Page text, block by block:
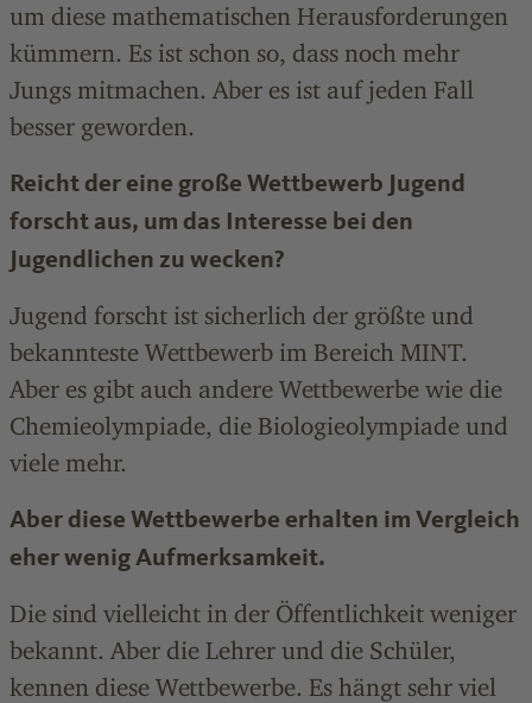
um diese mathematischen Herausforderungen
kümmern. Es ist schon so, dass noch mehr
Jungs mitmachen. Aber es ist auf jeden Fall
besser geworden.
Reicht der eine große Wettbewerb Jugend
forscht aus, um das Interesse bei den
Jugendlichen zu wecken?
Jugend forscht ist sicherlich der größte und
bekannteste Wettbewerb im Bereich MINT.
Aber es gibt auch andere Wettbewerbe wie die
Chemieolympiade, die Biologieolympiade und
viele mehr.
Aber diese Wettbewerbe erhalten im Vergleich
eher wenig Aufmerksamkeit.
Die sind vielleicht in der Öffentlichkeit weniger
bekannt. Aber die Lehrer und die Schüler,
kennen diese Wettbewerbe. Es hängt sehr viel